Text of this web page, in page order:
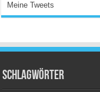
Meine Tweets
Schlagwörter